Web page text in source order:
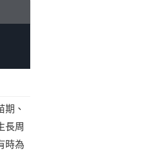
、
長周
時為